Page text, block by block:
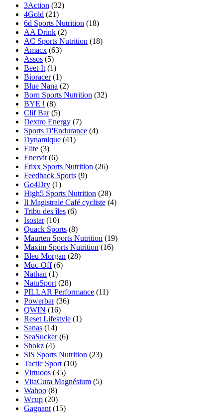
3Action (32)
4Gold (21)
6d Sports Nutrition (18)
AA Drink (2)
AC Sports Nutrition (18)
Amacx (63)
Assos (5)
Beet-It (1)
Bioracer (1)
Blue Nana (2)
Born Sports Nutrition (32)
BYE ! (8)
Clif Bar (5)
Dextro Energy (7)
Sports D'Endurance (4)
Dynamique (41)
Elite (3)
Enervit (6)
Etixx Sports Nutrition (26)
Feedback Sports (9)
Go4Dry (1)
High5 Sports Nutrition (28)
Il Magistrale Café cycliste (4)
Tribu des îles (6)
Isostar (10)
Quack Sports (8)
Maurten Sports Nutrition (19)
Maxim Sports Nutrition (16)
Bleu Morgan (28)
Muc-Off (6)
Nathan (1)
NatuSport (28)
PILLAR Performance (11)
Powerbar (36)
QWIN (16)
Reset Lifestyle (1)
Sanas (14)
SeaSucker (6)
Shokz (4)
SiS Sports Nutrition (23)
Tactic Sport (10)
Virtuoos (35)
VitaCura Magnésium (5)
Wahoo (8)
Wcup (20)
Gagnant (15)